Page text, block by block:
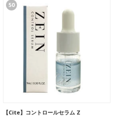
50
【Cite】コントロールセラム Z